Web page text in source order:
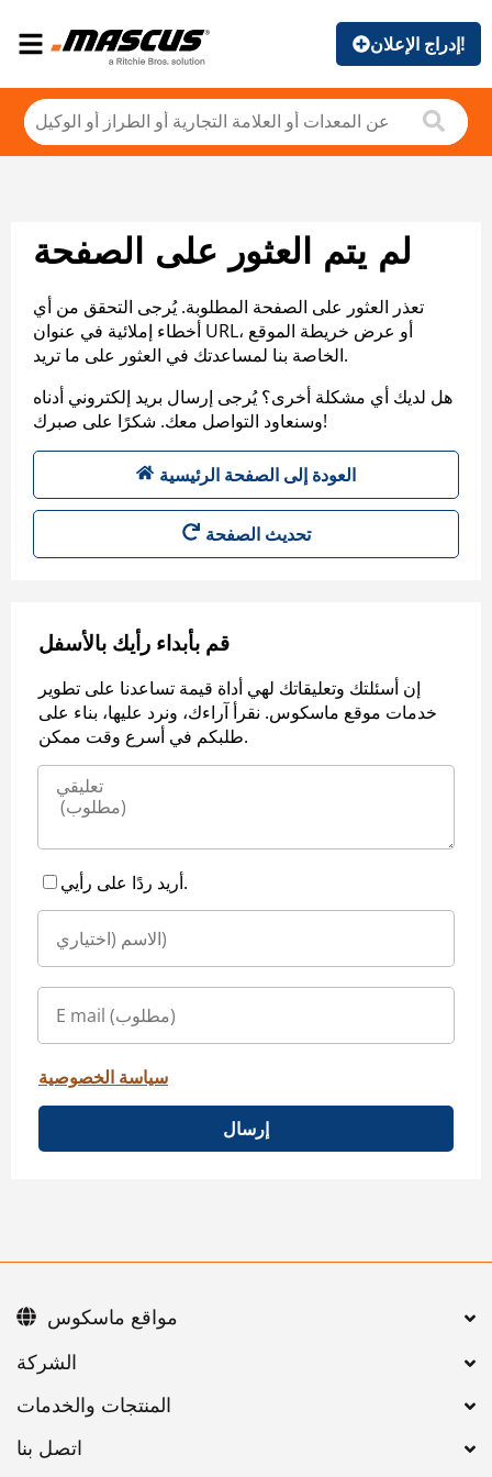
إدراج الإعلان!
لم يتم العثور على الصفحة
تعذر العثور على الصفحة المطلوبة. يُرجى التحقق من أي
أخطاء إملائية في عنوان URL، أو عرض خريطة الموقع
الخاصة بنا لمساعدتك في العثور على ما تريد.
هل لديك أي مشكلة أخرى؟ يُرجى إرسال بريد إلكتروني أدناه
وسنعاود التواصل معك. شكرًا على صبرك!
العودة إلى الصفحة الرئيسية
تحديث الصفحة
قم بأبداء رأيك بالأسفل
إن أسئلتك وتعليقاتك لهي أداة قيمة تساعدنا على تطوير
خدمات موقع ماسكوس. نقرأ آراءك، ونرد عليها، بناء على
طلبكم في أسرع وقت ممكن.
أريد ردًا على رأيي.
سياسة الخصوصية
إرسال
اتصل بنا
مواقع ماسكوس